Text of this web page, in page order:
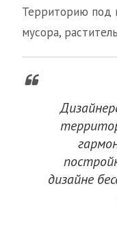
Территорию под
мусора,
дизайне